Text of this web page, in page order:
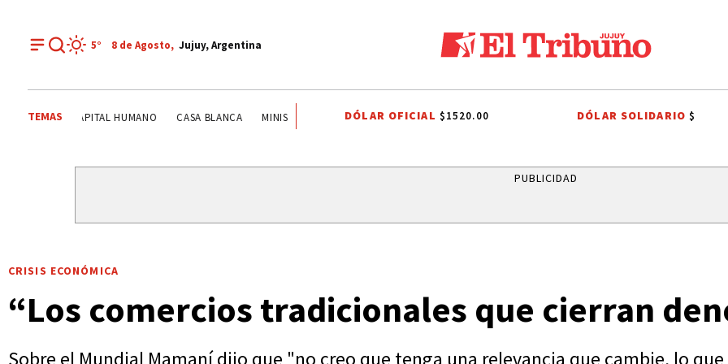
5° 8 de Agosto, Jujuy, Argentina
TEMAS SISTEMA PÚBLICO CAME JOVEN CAPITAL HUMANO CASA BLANCA MINISTERIO PÚBLICO DE LA ACUSACIÓN PJ
DÓLAR OFICIAL $1520.00 DÓLAR SOLIDARIO$
PUBLICIDAD
CRISIS ECONÓMICA
“Los comercios tradicionales que cierran
Sobre el Mundial Mamaní dijo que "no creo que tenga una relevancia que cambie, lo